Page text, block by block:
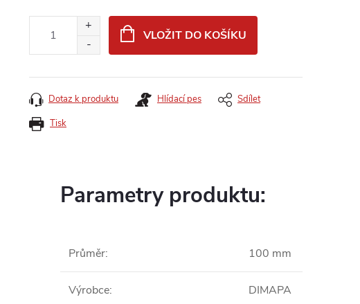
VLOŽIT DO KOŠÍKU
Tisk
Dotaz k produktu Hlídací pes Sdílet
Parametry produktu:
Průměr: 100 mm
Výrobce: DIMAPA